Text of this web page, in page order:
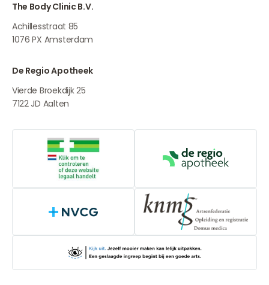
The Body Clinic B.V.
Achillesstraat 85
1076 PX Amsterdam
De Regio Apotheek
Vierde Broekdijk 25
7122 JD Aalten
Online aanbieders medicijnenDe Regio
NVCG